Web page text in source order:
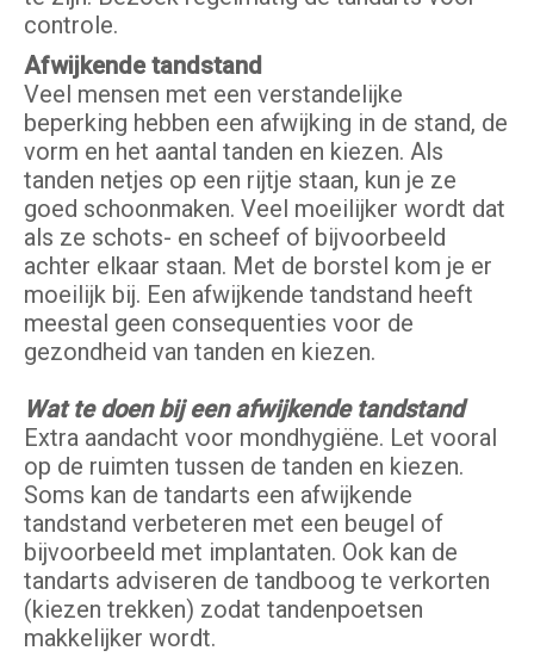
controle.
Afwijkende tandstand
Veel mensen met een verstandelijke
beperking hebben een afwijking in de stand, de
vorm en het aantal tanden en kiezen. Als
tanden netjes op een rijtje staan, kun je ze
goed schoonmaken. Veel moeilijker wordt dat
als ze schots- en scheef of bijvoorbeeld
achter elkaar staan. Met de borstel kom je er
moeilijk bij. Een afwijkende tandstand heeft
meestal geen consequenties voor de
gezondheid van tanden en kiezen.
Wat te doen bij een afwijkende tandstand
Extra aandacht voor mondhygiëne. Let vooral
op de ruimten tussen de tanden en kiezen.
Soms kan de tandarts een afwijkende
tandstand verbeteren met een beugel of
bijvoorbeeld met implantaten. Ook kan de
tandarts adviseren de tandboog te verkorten
(kiezen trekken) zodat tandenpoetsen
makkelijker wordt.